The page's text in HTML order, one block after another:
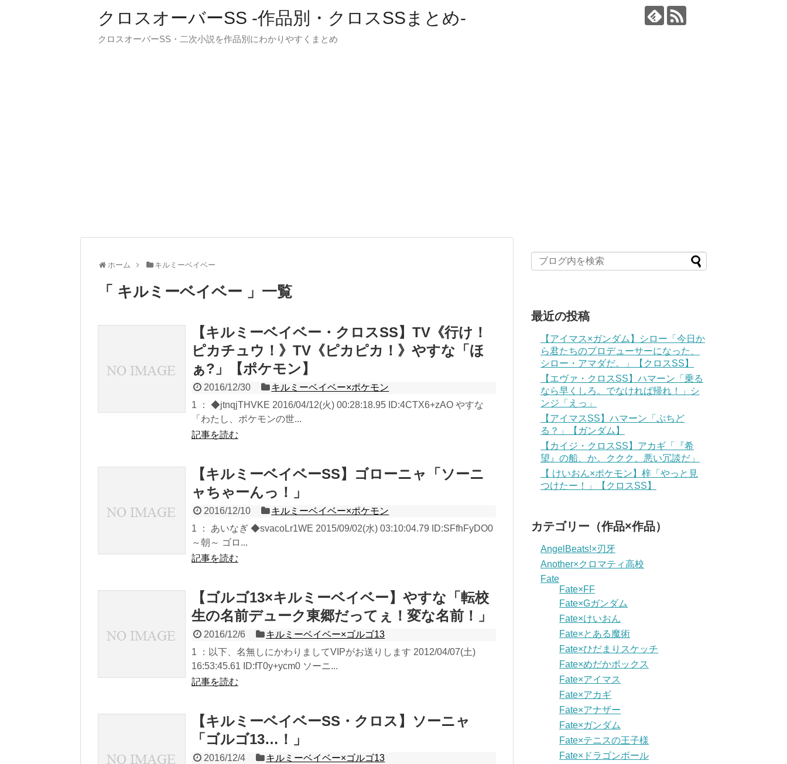
クロスオーバーSS -作品別・クロスSSまとめ-
クロスオーバーSS・二次小説を作品別にわかりやすくまとめ
ホーム キルミーベイベー
「 キルミーベイベー 」一覧
【キルミーベイベー・クロスSS】TV《行け！
ピカチュウ！》TV《ピカピカ！》やすな「ほ
ぁ?」【ポケモン】
2016/12/30
キルミーベイベー×ポケモン
1 ： ◆jtnqjTHVKE 2016/04/12(火) 00:28:18.95 ID:4CTX6+zAO やすな
「わたし、ポケモンの世...
記事を読む
【キルミーベイベーSS】ゴローニャ「ソーニ
ャちゃーんっ！」
2016/12/10
キルミーベイベー×ポケモン
1 ： あいなぎ ◆svacoLr1WE 2015/09/02(水) 03:10:04.79 ID:SFfhFyDO0
～朝～ ゴロ...
記事を読む
【ゴルゴ13×キルミーベイベー】やすな「転校
生の名前デューク東郷だってぇ！変な名前！」
2016/12/6
キルミーベイベー×ゴルゴ13
1 ：以下、名無しにかわりましてVIPがお送りします 2012/04/07(土)
16:53:45.61 ID:fT0y+ycm0 ソーニ...
記事を読む
【キルミーベイベーSS・クロス】ソーニャ
「ゴルゴ13…！」
2016/12/4
キルミーベイベー×ゴルゴ13
最近の投稿
【アイマス×ガンダム】シロー「今日か
ら君たちのプロデューサーになった、
シロー・アマダだ。」【クロスSS】
【エヴァ・クロスSS】ハマーン「乗る
なら早くしろ。でなければ帰れ！」シ
ンジ「えっ」
【アイマスSS】ハマーン「ぷちど
る？」【ガンダム】
【カイジ・クロスSS】アカギ「『希
望』の船、か。ククク、悪い冗談だ」
【 けいおん×ポケモン】梓「やっと見
つけたー！」【クロスSS】
カテゴリー（作品×作品）
AngelBeats!×刃牙
Another×クロマティ高校
Fate
Fate×FF
Fate×Gガンダム
Fate×けいおん
Fate×とある魔術
Fate×ひだまりスケッチ
Fate×めだかボックス
Fate×アイマス
Fate×アカギ
Fate×アナザー
Fate×ガンダム
Fate×テニスの王子様
Fate×ドラゴンボール